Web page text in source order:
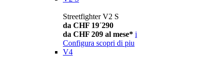
Streetfighter V2 S
da CHF 19´290
da CHF 209 al mese* i
Configura scopri di piu
V4